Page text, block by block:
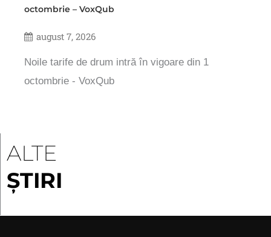
octombrie – VoxQub
august 7, 2026
Noile tarife de drum intră în vigoare din 1
octombrie - VoxQub
ALTE
ȘTIRI